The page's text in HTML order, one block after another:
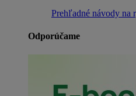
Prehľadné návody na
Odporúčame